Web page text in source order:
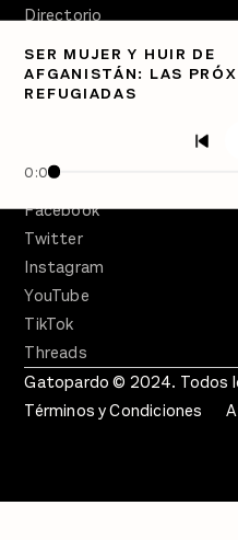
SER MUJER Y HUIR DE
AFGANISTÁN: LAS
REFUGIADAS
0:00
Directorio
PÓDCASTS
Semanario Gatopardo
Facebook
Twitter
Instagram
YouTube
TikTok
Threads
Gatopardo © 2024. Todos
Términos y Condiciones